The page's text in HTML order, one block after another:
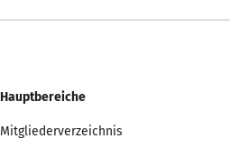
Hauptbereiche
Mitgliederverzeichnis